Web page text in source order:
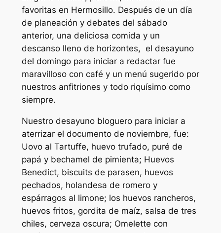
favoritas en Hermosillo. Después de un día
de planeación y debates del sábado
anterior, una deliciosa comida y un
descanso lleno de horizontes, el desayuno
del domingo para iniciar a redactar fue
maravilloso con café y un menú sugerido por
nuestros anfitriones y todo riquísimo como
siempre.
Nuestro desayuno bloguero para iniciar a
aterrizar el documento de noviembre, fue:
Uovo al Tartuffe, huevo trufado, puré de
papá y bechamel de pimienta; Huevos
Benedict, biscuits de parasen, huevos
pechados, holandesa de romero y
espárragos al limone; los huevos rancheros,
huevos fritos, gordita de maíz, salsa de tres
chiles, cerveza oscura; Omelette con